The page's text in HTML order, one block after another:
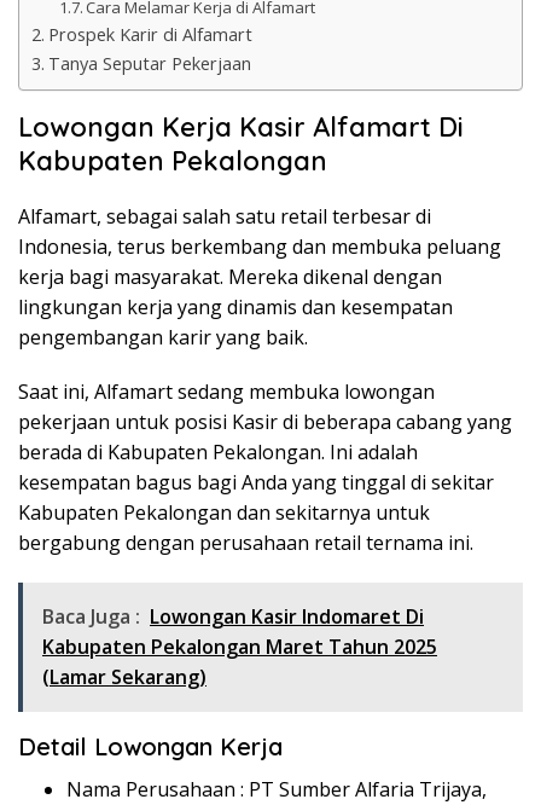
Cara Melamar Kerja di Alfamart
Prospek Karir di Alfamart
Tanya Seputar Pekerjaan
Lowongan Kerja Kasir Alfamart Di
Kabupaten Pekalongan
Alfamart, sebagai salah satu retail terbesar di
Indonesia, terus berkembang dan membuka peluang
kerja bagi masyarakat. Mereka dikenal dengan
lingkungan kerja yang dinamis dan kesempatan
pengembangan karir yang baik.
Saat ini, Alfamart sedang membuka lowongan
pekerjaan untuk posisi Kasir di beberapa cabang yang
berada di Kabupaten Pekalongan. Ini adalah
kesempatan bagus bagi Anda yang tinggal di sekitar
Kabupaten Pekalongan dan sekitarnya untuk
bergabung dengan perusahaan retail ternama ini.
Baca Juga : Lowongan Kasir Indomaret Di
Kabupaten Pekalongan Maret Tahun 2025
(Lamar Sekarang)
Detail Lowongan Kerja
Nama Perusahaan : PT Sumber Alfaria Trijaya,